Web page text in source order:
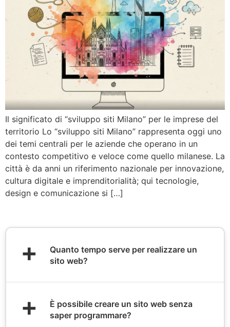
Il significato di “sviluppo siti Milano” per le imprese del
territorio Lo “sviluppo siti Milano” rappresenta oggi uno
dei temi centrali per le aziende che operano in un
contesto competitivo e veloce come quello milanese. La
città è da anni un riferimento nazionale per innovazione,
cultura digitale e imprenditorialità; qui tecnologie,
design e comunicazione si […]
+
Quanto tempo serve per realizzare un
sito web?
+
È possibile creare un sito web senza
saper programmare?